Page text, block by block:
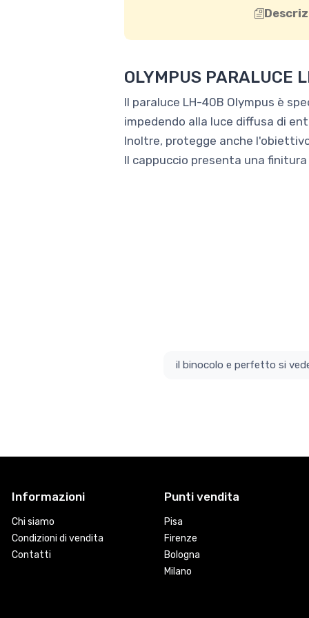
OLYMPUS PARALUCE
Il paraluce LH-40B Olympus è
impedendo alla luce diffusa di
Inoltre, protegge anche
Il cappuccio presenta una
il
Informazioni
Chi siamo
Condizioni di vendita
Contatti
Punti vendita
Pisa
Firenze
Bologna
Milano